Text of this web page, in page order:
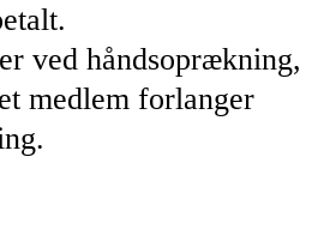
ved håndsoprækning,
medlem forlanger